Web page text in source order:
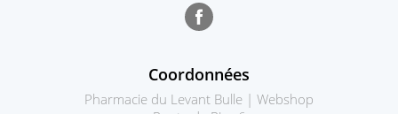
Coordonnées
Pharmacie du Levant Bulle | Webshop